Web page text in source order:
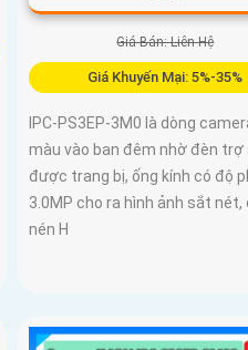
Giá Bán: Liên Hệ
Giá Khuyến Mại: 5%-35%
IPC-PS3EP-3M0 là dòng
màu vào ban đêm nhờ đèn trợ
được trang bị, ống kính có độ
3.0MP cho ra hình ảnh sắt nét,
nén H